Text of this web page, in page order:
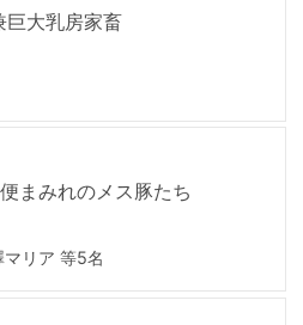
巨大乳房家畜
まみれのメス豚たち
マリア等5名